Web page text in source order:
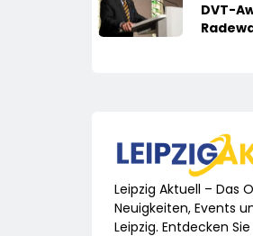
DVT-
Leipzig Aktuell – Das
Neuigkeiten, Events
Leipzig. Entdecken